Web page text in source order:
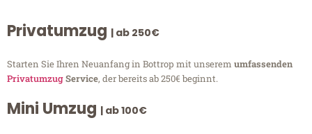
Privatumzug | ab 250€
Starten Sie Ihren Neuanfang in Bottrop mit unserem umfassenden
PrivatumzugService, der bereits ab 250€ beginnt.
Mini Umzug | ab 100€